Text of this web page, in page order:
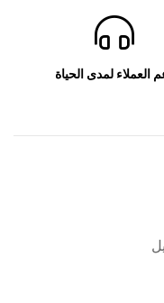
العملاء لمدى الحياة